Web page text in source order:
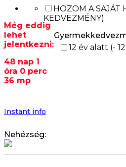
HOZOM A SAJÁT
KEDVEZMÉNY)
Még eddig
lehet
jelentkezni:
48 nap 1
óra 0 perc
35 mp
12 év alatt (-
Instant info
Nehézség: